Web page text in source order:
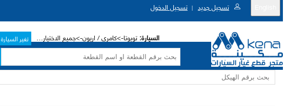
تسجيل جديد | تسجيل الدخول
السيارة: تويوتا->كامري / اريون->جميع الاختيارات-> تغير السيارة